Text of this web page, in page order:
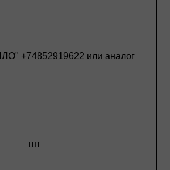
+74852919622 или аналог
шт